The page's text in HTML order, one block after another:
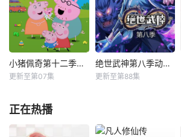
小猪佩奇第十二季国语
更新至第07集
绝世武神第八季动态漫
更新至第88集
正在热播